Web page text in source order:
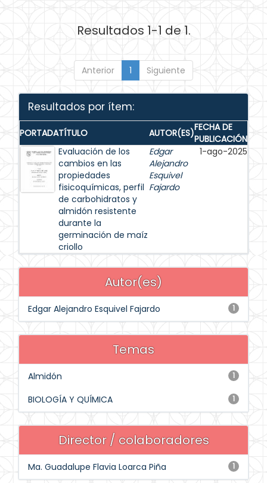
Resultados 1-1 de 1.
Anterior 1 Siguiente
Resultados por ítem:
PORTADATÍTULO AUTOR(ES)FECHA DE
PUBLICACIÓN
Evaluación de los
cambios en las
propiedades
fisicoquímicas, perfil
de carbohidratos y
almidón resistente
durante la
germinación de maíz
criollo
Edgar
Alejandro
Esquivel
Fajardo
1-ago-2025
Autor(es)
1
Edgar Alejandro Esquivel Fajardo
Temas
1
Almidón
1
BIOLOGÍA Y QUÍMICA
Director / colaboradores
1
Ma. Guadalupe Flavia Loarca Piña